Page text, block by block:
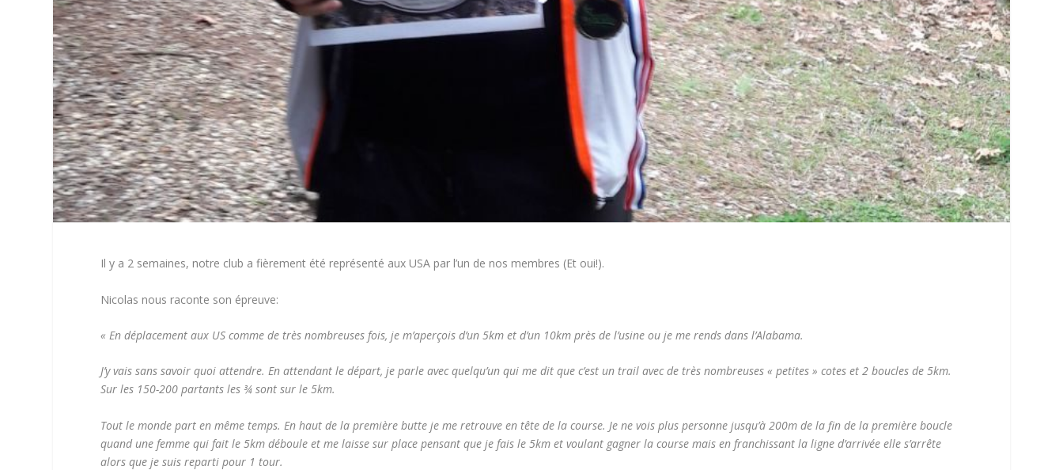
Il y a 2 semaines, notre club a fièrement été représenté aux USA par l’un de nos membres (Et oui!).
Nicolas nous raconte son épreuve:
« En déplacement aux US comme de très nombreuses fois, je m’aperçois d’un 5km et d’un 10km près de l’usine ou je me rends dans l’Alabama.
J’y vais sans savoir quoi attendre. En attendant le départ, je parle avec quelqu’un qui me dit que c’est un trail avec de très nombreuses « petites » cotes et 2 boucles de 5km.
Sur les 150-200 partants les ¾ sont sur le 5km.
Tout le monde part en même temps. En haut de la première butte je me retrouve en tête de la course. Je ne vois plus personne jusqu’à 200m de la fin de la première boucle
quand une femme qui fait le 5km déboule et me laisse sur place pensant que je fais le 5km et voulant gagner la course mais en franchissant la ligne d’arrivée elle s’arrête
alors que je suis reparti pour 1 tour.